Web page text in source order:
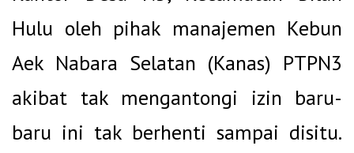
Hulu oleh pihak manajemen Kebun
Aek Nabara Selatan (Kanas) PTPN3
akibat tak mengantongi izin baru-
baru ini tak berhenti sampai disitu.